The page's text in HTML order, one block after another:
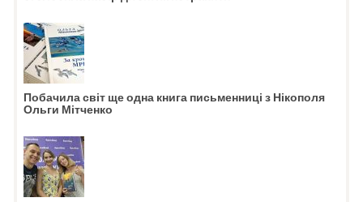
Побачила світ ще одна книга письменниці з Нікополя
Ольги Мітченко